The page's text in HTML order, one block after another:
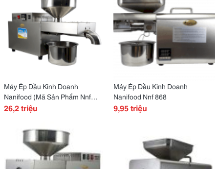
Máy Ép Dầu Kinh Doanh
Nanifood (Mã Sản Phẩm Nnf
808A)
26,2 triệu
Máy Ép Dầu Kinh Doanh
Nanifood Nnf 868
9,95 triệu